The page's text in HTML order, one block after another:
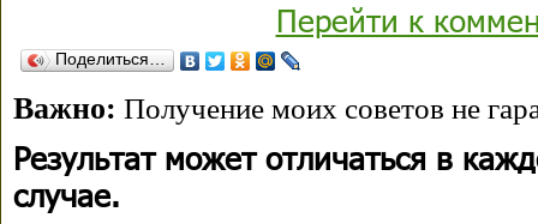
Перейти к
Поделиться…
Важно: Получение моих советов не
Результат может отличаться в
случае.